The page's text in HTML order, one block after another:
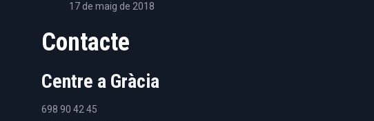
17 de maig de 2018
Contacte
Centre a Gràcia
698 90 42 45